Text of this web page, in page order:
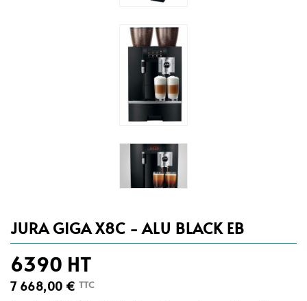
JURA GIGA X8C - ALU BLACK EB
6390 HT
7 668,00 € TTC